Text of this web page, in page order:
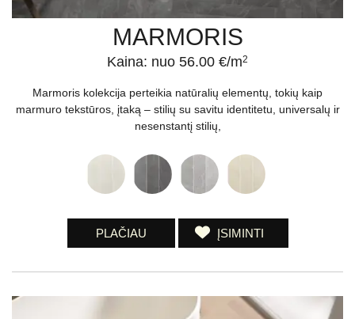
MARMORIS
Kaina: nuo 56.00 €/m2
Marmoris kolekcija perteikia natūralių elementų, tokių kaip
marmuro tekstūros, įtaką – stilių su savitu identitetu, universalų ir
nesenstantį stilių,
PLAČIAU ĮSIMINTI